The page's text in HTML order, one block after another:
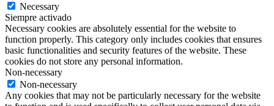
Necessary
Siempre activado
Necessary cookies are absolutely essential for the website to
function properly. This category only includes cookies that ensures
basic functionalities and security features of the website. These
cookies do not store any personal information.
Non-necessary
Non-necessary
Any cookies that may not be particularly necessary for the website